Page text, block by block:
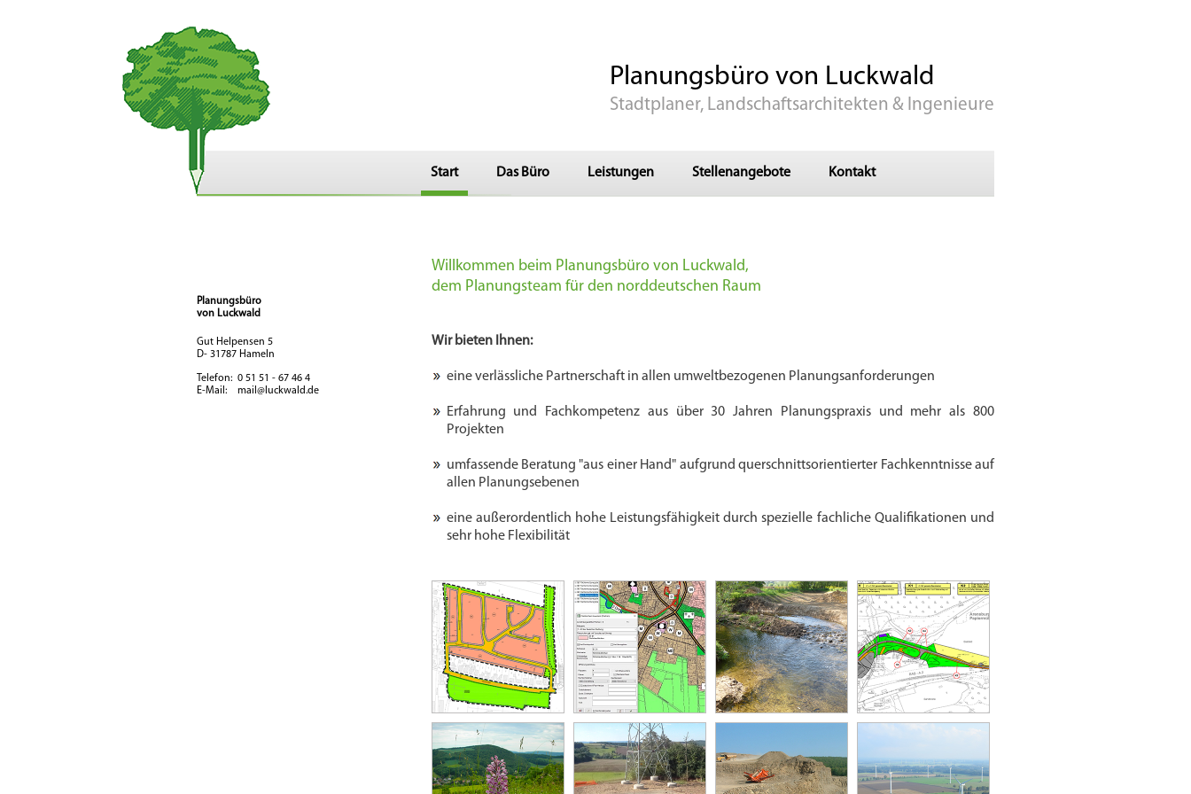
Planungsbüro von Luckwald
Stadtplaner, Landschaftsarchitekten & Ingenieure
Start Das Büro Leistungen Stellenangebote Kontakt
Planungsbüro
von Luckwald
Gut Helpensen 5
D- 31787 Hameln
Telefon: 0 51 51 - 67 46 4
E-Mail: mail@luckwald.de
Willkommen beim Planungsbüro von Luckwald,
dem Planungsteam für den nord­deutschen Raum
Wir bieten Ihnen:
eine verlässliche Partnerschaft in allen umweltbezogenen Planungs­anforder­ungen
Erfahrung und Fachkompetenz aus über 30 Jahren Planungspraxis und mehr als 800
Projekten
umfassende Beratung "aus einer Hand" auf­grund quer­schnitts­orien­tierter Fach­kenntnisse auf
allen Planungs­ebenen
eine außer­ordentlich hohe Leistungs­fähig­keit durch spezielle fach­liche Qualifi­kationen und
sehr hohe Flexibi­lität